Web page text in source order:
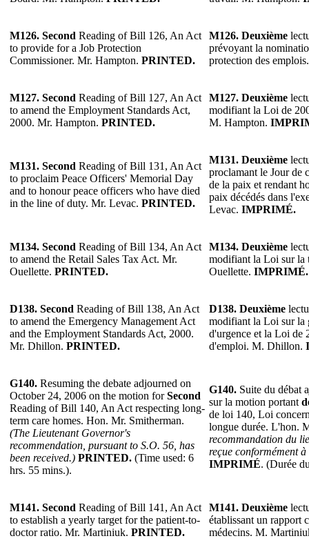
M126. Second Reading of Bill 126, An Act
to provide for a Job Protection
Commissioner. Mr. Hampton. PRINTED.
M126. Deuxième
prévoyant la
protection des
M127. Second Reading of Bill 127, An Act
to amend the Employment Standards Act,
2000. Mr. Hampton. PRINTED.
M127. Deuxième
modifiant la Loi de
M. Hampton.
M131. Second Reading of Bill 131, An Act
to proclaim Peace Officers' Memorial Day
and to honour peace officers who have died
in the line of duty. Mr. Levac. PRINTED.
M131. Deuxième
proclamant le Jour de
de la paix et rendant
paix décédés dans
Levac. IMPRIMÉ.
M134. Second Reading of Bill 134, An Act
to amend the Retail Sales Tax Act. Mr.
Ouellette. PRINTED.
M134. Deuxième
modifiant la Loi sur la
Ouellette. IMPRIMÉ.
D138. Second Reading of Bill 138, An Act
to amend the Emergency Management Act
and the Employment Standards Act, 2000.
Mr. Dhillon. PRINTED.
D138. Deuxième
modifiant la Loi sur la
d'urgence et la Loi de
d'emploi. M. Dhillon.
G140. Resuming the debate adjourned on
October 24, 2006 on the motion forSecond
Reading of Bill 140, An Act respecting long-
term care homes. Hon. Mr. Smitherman.
(The Lieutenant Governor's
recommendation, pursuant to S.O. 56, has
been received.) PRINTED. (Time used: 6
hrs. 55 mins.).
G140. Suite du débat
sur la motion portant
de loi 140, Loi
longue durée. L'hon.
recommandation du
reçue conformément
IMPRIMÉ. (Durée
M141. Second Reading of Bill 141, An Act
to establish a yearly target for the patient-to-
doctor ratio. Mr. Martiniuk. PRINTED.
M141. Deuxième
établissant un rapport
médecins. M.